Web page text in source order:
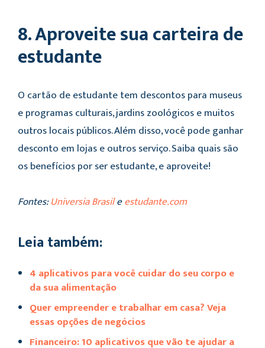
8. Aproveite sua carteira de
estudante
O cartão de estudante tem descontos para museus
e programas culturais, jardins zoológicos e muitos
outros locais públicos. Além disso, você pode ganhar
desconto em lojas e outros serviço. Saiba quais são
os benefícios por ser estudante, e aproveite!
Fontes:Universia Brasileestudante.com
Leia também:
4 aplicativos para você cuidar do seu corpo e
da sua alimentação
Quer empreender e trabalhar em casa? Veja
essas opções de negócios
Financeiro: 10 aplicativos que vão te ajudar a